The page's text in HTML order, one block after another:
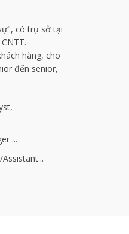
có trụ sở tại
hàng, cho
đến senior,
...